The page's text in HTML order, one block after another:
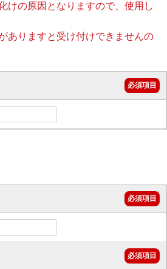
けの原因となりますので、使用し
ありますと受け付けできませんの
必須項目
必須項目
必須項目